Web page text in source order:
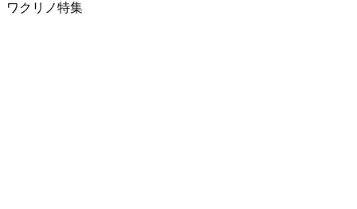
ワクリノ特集